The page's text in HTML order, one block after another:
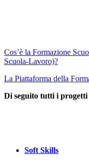
Cos’è la Formazione
Scuola-Lavoro)?
La Piattaforma della
Di seguito tutti i
Soft Skills